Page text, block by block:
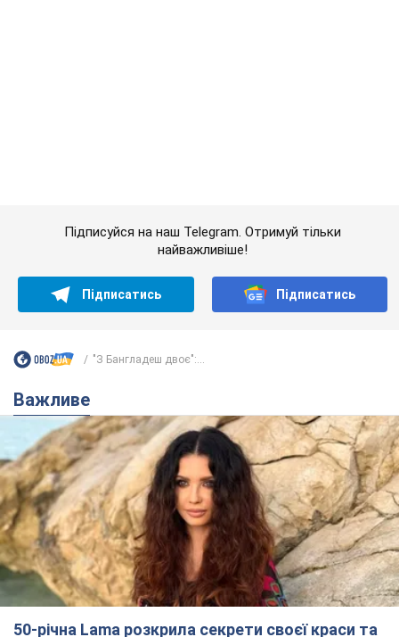
відповіла на закиди, що зберігає молодість,
адже не має дітей
За словами співачки, вона не робить нічого надзвичайного
3 години тому 5,5 т.
Скільки балістичних ракет
українська ППО перехопила в липні: у
Міноборони назвали цифру
Українська ППО працювала в умовах дефіциту